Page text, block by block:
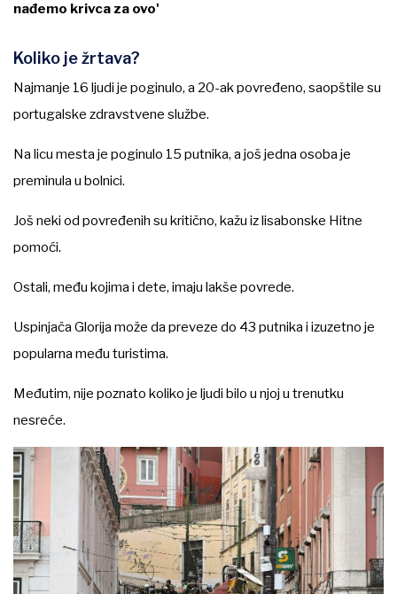
nađemo krivca za ovo'
Koliko je žrtava?
Najmanje 16 ljudi je poginulo, a 20-ak povređeno, saopštile su
portugalske zdravstvene službe.
Na licu mesta je poginulo 15 putnika, a još jedna osoba je
preminula u bolnici.
Još neki od povređenih su kritično, kažu iz lisabonske Hitne
pomoći.
Ostali, među kojima i dete, imaju lakše povrede.
Uspinjača Glorija može da preveze do 43 putnika i izuzetno je
popularna među turistima.
Međutim, nije poznato koliko je ljudi bilo u njoj u trenutku
nesreće.